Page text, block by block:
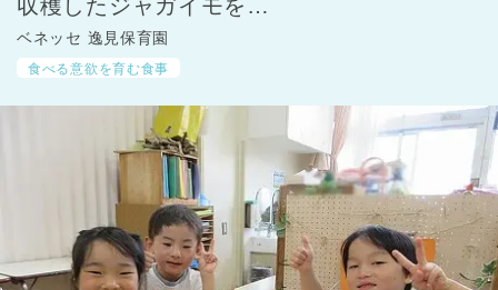
住所・駅
都道府県
収穫したジャガイモを…
ベネッセ 逸見保育園
食べる意欲を育む食事